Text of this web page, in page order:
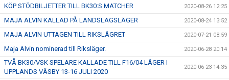
KÖP STÖDBILJETTER TILL BK30:S MATCHER 2020-08-26 12:25
MAJA ALVIN KALLAD PÅ LANDSLAGSLÄGER 2020-08-24 13:52
MAJA ALVIN UTTAGEN TILL RIKSLÄGRET 2020-07-21 08:59
Maja Alvin nominerad till Riksläger. 2020-06-28 20:14
TVÅ BK30/VSK SPELARE KALLADE TILL F16/04 LÄGER I
UPPLANDS VÄSBY 13-16 JULI 2020
2020-06-23 14:35